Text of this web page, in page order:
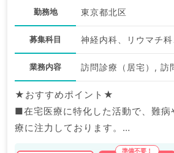
勤務地 東京都北区
募集科目
業務内容 訪問診療（居宅）, 訪
★おすすめポイント★
■在宅医療に特化した活動で、難病
療に注力しております。
■リウマチ・膠原病をはじめ、内科